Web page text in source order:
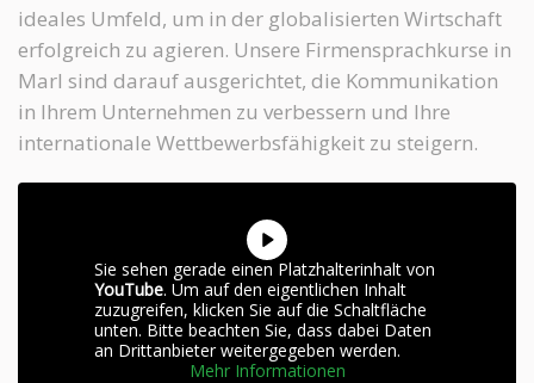
ideales Umfeld, um in der globalisierten Wirtschaft
erfolgreich zu agieren. Unsere Firmensprachkurse in
Marl sind darauf ausgerichtet, die Kommunikation
in Ihrem Unternehmen zu verbessern und Ihre
internationale Wettbewerbsfähigkeit zu steigern.
Sie sehen gerade einen Platzhalterinhalt von
YouTube. Um auf den eigentlichen Inhalt
zuzugreifen, klicken Sie auf die Schaltfläche
unten. Bitte beachten Sie, dass dabei Daten
an Drittanbieter weitergegeben werden.
Mehr Informationen